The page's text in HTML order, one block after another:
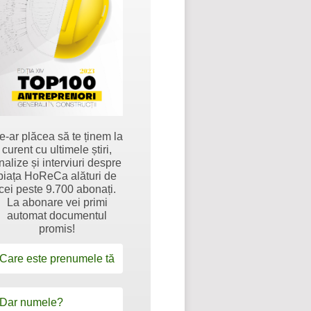
ar plăcea să te ținem la
curent cu ultimele știri,
și interviuri despre
HoReCa alături de
peste 9.700 abonați.
La abonare vei primi
automat documentul
promis!